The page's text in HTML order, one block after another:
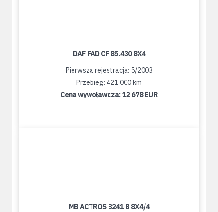
DAF FAD CF 85.430 8X4
Pierwsza rejestracja: 5/2003
Przebieg: 421 000 km
Cena wywoławcza:12 678 EUR
MB ACTROS 3241 B 8X4/4